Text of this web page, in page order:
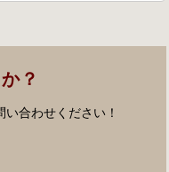
？
合わせください！